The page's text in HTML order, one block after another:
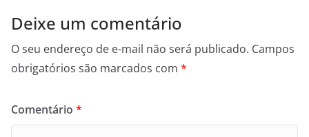
Deixe um comentário
O seu endereço de e-mail não será publicado. Campos
obrigatórios são marcados com *
Comentário *